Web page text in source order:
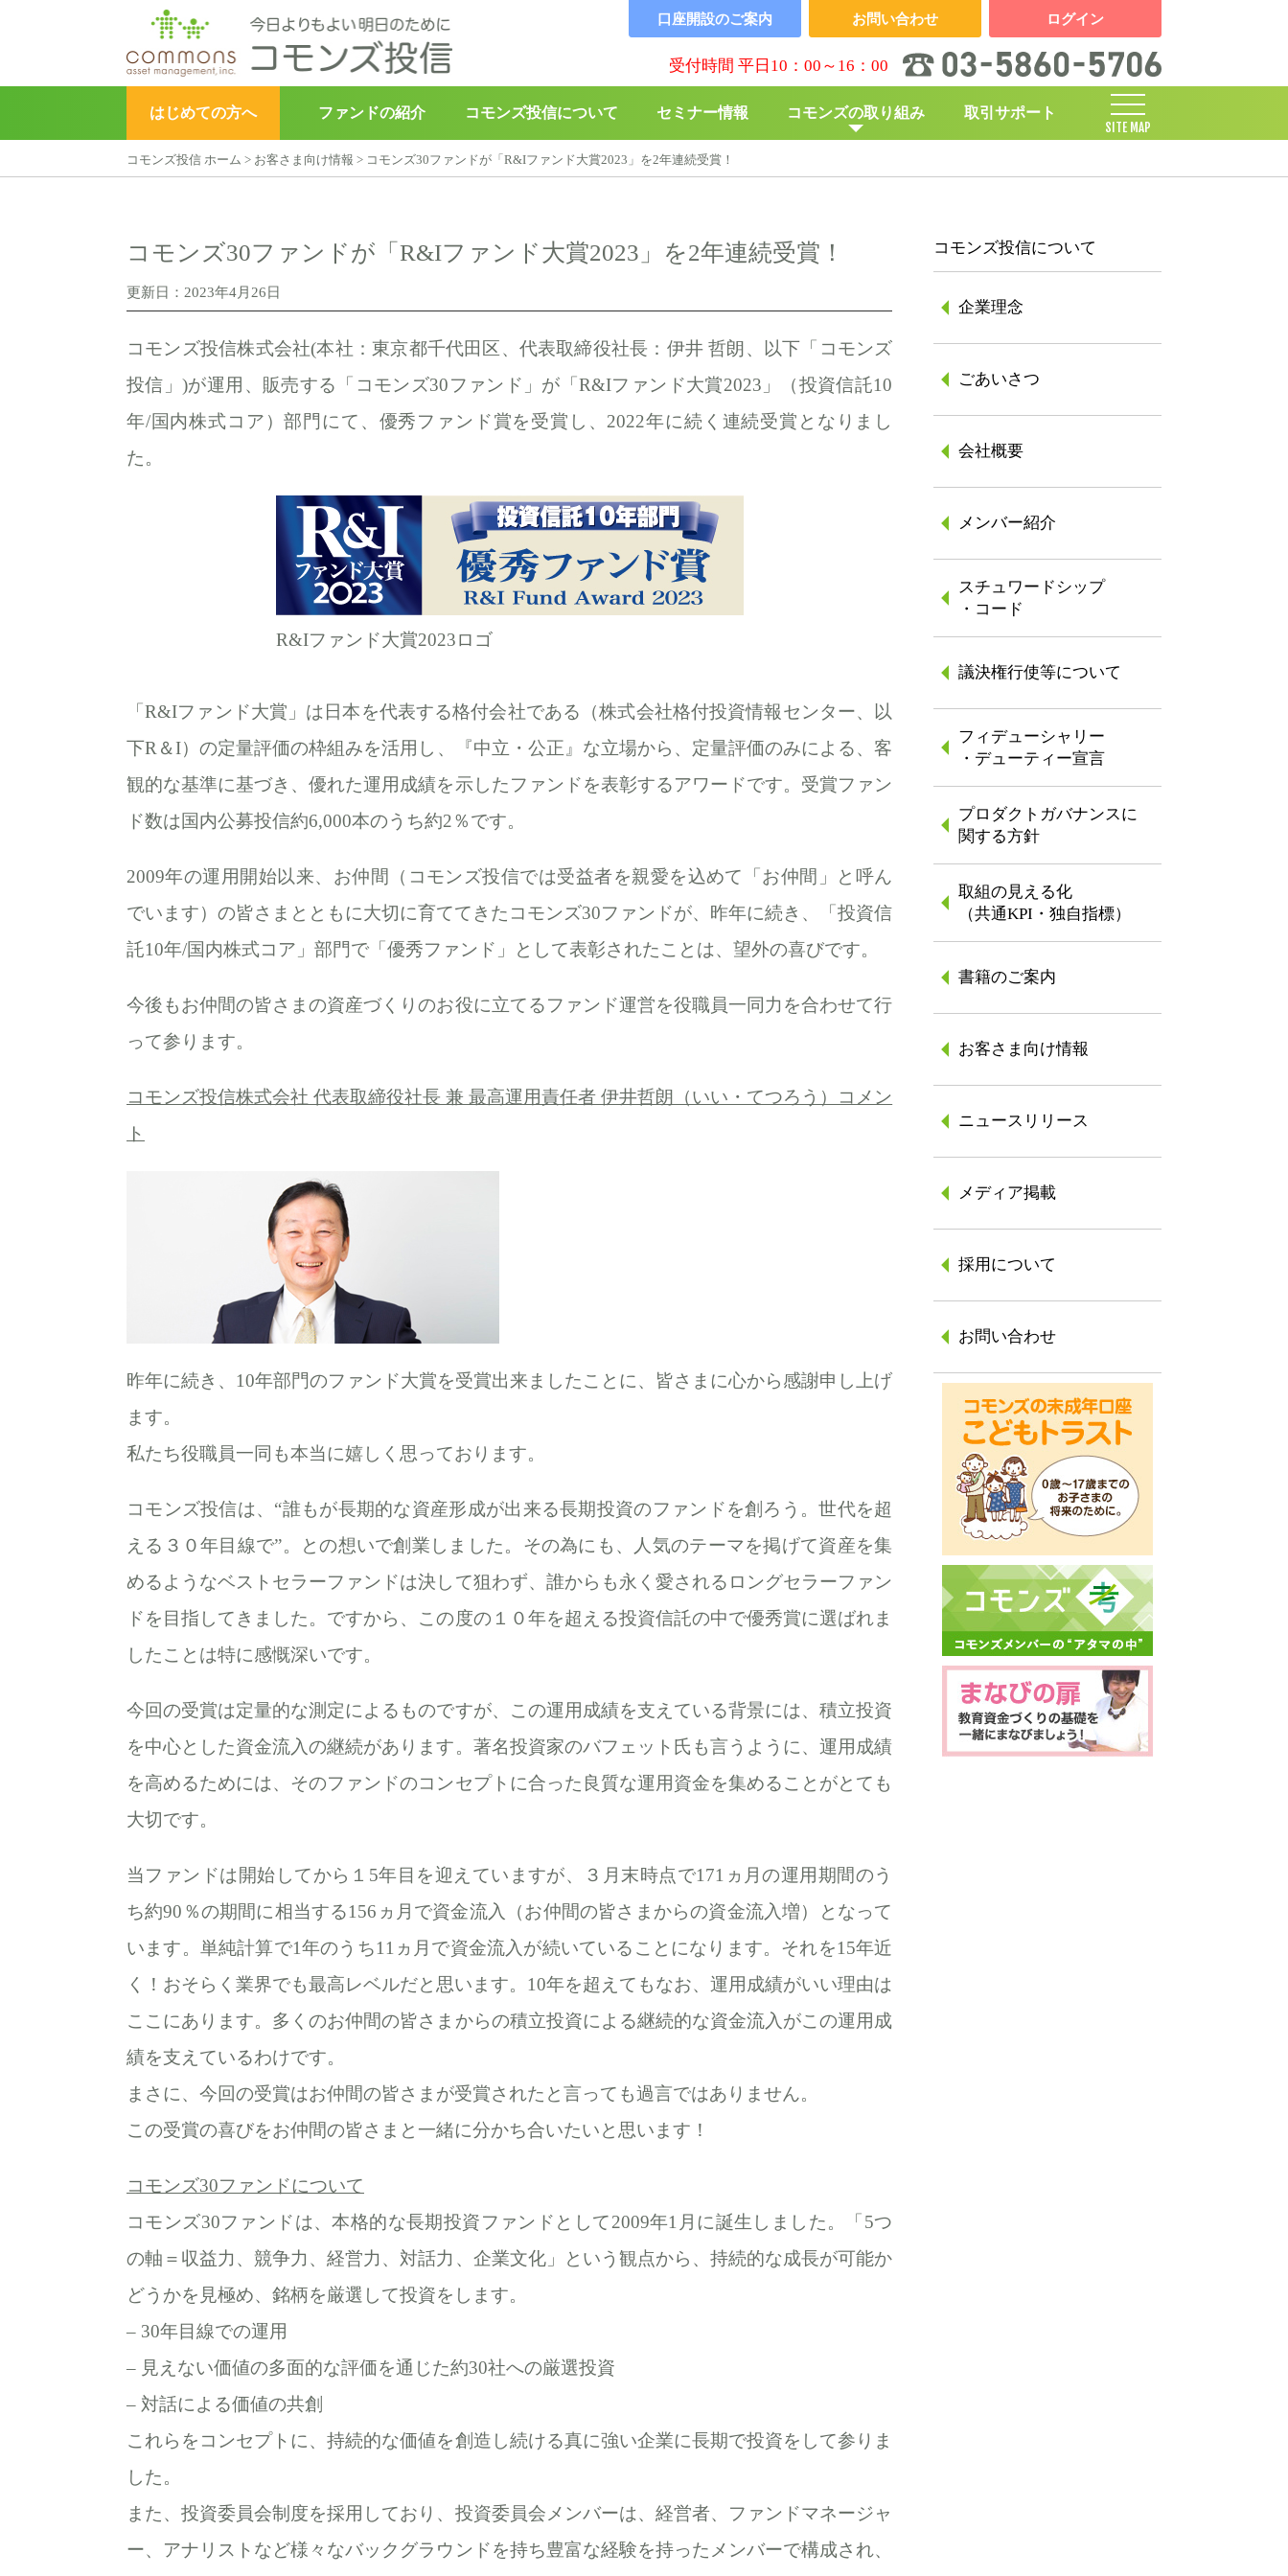
はじめての方へ ファンドの紹介 コモンズ投信について セミナー情報 コモンズの取り組み
▶︎ こどもトラスト ▶︎ コモンズBABY
取引サポート
SITE MAP
口座開設のご案内 お問い合わせ ログイン
受付時間 平日10：00～16：00
コモンズ投信 ホーム > お客さま向け情報 > コモンズ30ファンドが「R&Iファンド大賞2023」を2年連続受賞！
コモンズ30ファンドが「R&Iファンド大賞2023」を2年連続受賞！
更新日：2023年4月26日
コモンズ投信株式会社(本社：東京都千代田区、代表取締役社長：伊井 哲朗、以下「コモンズ
投信」)が運用、販売する「コモンズ30ファンド」が「R&Iファンド大賞2023」（投資信託10
年/国内株式コア）部門にて、優秀ファンド賞を受賞し、2022年に続く連続受賞となりまし
た。
R&Iファンド大賞2023ロゴ
「R&Iファンド大賞」は日本を代表する格付会社である（株式会社格付投資情報センター、以
下R＆I）の定量評価の枠組みを活用し、『中立・公正』な立場から、定量評価のみによる、客
観的な基準に基づき、優れた運用成績を示したファンドを表彰するアワードです。受賞ファン
ド数は国内公募投信約6,000本のうち約2％です。
2009年の運用開始以来、お仲間（コモンズ投信では受益者を親愛を込めて「お仲間」と呼ん
でいます）の皆さまとともに大切に育ててきたコモンズ30ファンドが、昨年に続き、「投資信
託10年/国内株式コア」部門で「優秀ファンド」として表彰されたことは、望外の喜びです。
今後もお仲間の皆さまの資産づくりのお役に立てるファンド運営を役職員一同力を合わせて行
って参ります。
コモンズ投信株式会社 代表取締役社長 兼 最高運用責任者 伊井哲朗（いい・てつろう）コメン
ト
昨年に続き、10年部門のファンド大賞を受賞出来ましたことに、皆さまに心から感謝申し上げ
ます。
私たち役職員一同も本当に嬉しく思っております。
コモンズ投信は、“誰もが長期的な資産形成が出来る長期投資のファンドを創ろう。世代を超
える３０年目線で”。との想いで創業しました。その為にも、人気のテーマを掲げて資産を集
めるようなベストセラーファンドは決して狙わず、誰からも永く愛されるロングセラーファン
ドを目指してきました。ですから、この度の１０年を超える投資信託の中で優秀賞に選ばれま
したことは特に感慨深いです。
今回の受賞は定量的な測定によるものですが、この運用成績を支えている背景には、積立投資
を中心とした資金流入の継続があります。著名投資家のバフェット氏も言うように、運用成績
を高めるためには、そのファンドのコンセプトに合った良質な運用資金を集めることがとても
大切です。
当ファンドは開始してから１5年目を迎えていますが、３月末時点で171ヵ月の運用期間のう
ち約90％の期間に相当する156ヵ月で資金流入（お仲間の皆さまからの資金流入増）となって
います。単純計算で1年のうち11ヵ月で資金流入が続いていることになります。それを15年近
く！おそらく業界でも最高レベルだと思います。10年を超えてもなお、運用成績がいい理由は
ここにあります。多くのお仲間の皆さまからの積立投資による継続的な資金流入がこの運用成
績を支えているわけです。
まさに、今回の受賞はお仲間の皆さまが受賞されたと言っても過言ではありません。
この受賞の喜びをお仲間の皆さまと一緒に分かち合いたいと思います！
コモンズ30ファンドについて
コモンズ30ファンドは、本格的な長期投資ファンドとして2009年1月に誕生しました。「5つ
の軸＝収益力、競争力、経営力、対話力、企業文化」という観点から、持続的な成長が可能か
どうかを見極め、銘柄を厳選して投資をします。
– 30年目線での運用
– 見えない価値の多面的な評価を通じた約30社への厳選投資
– 対話による価値の共創
これらをコンセプトに、持続的な価値を創造し続ける真に強い企業に長期で投資をして参りま
した。
また、投資委員会制度を採用しており、投資委員会メンバーは、経営者、ファンドマネージャ
ー、アナリストなど様々なバックグラウンドを持ち豊富な経験を持ったメンバーで構成され、
コモンズ投信について
企業理念
ごあいさつ
会社概要
メンバー紹介
スチュワードシップ
・コード
議決権行使等について
フィデューシャリー
・デューティー宣言
プロダクトガバナンスに
関する方針
取組の見える化
（共通KPI・独自指標）
書籍のご案内
お客さま向け情報
ニュースリリース
メディア掲載
採用について
お問い合わせ